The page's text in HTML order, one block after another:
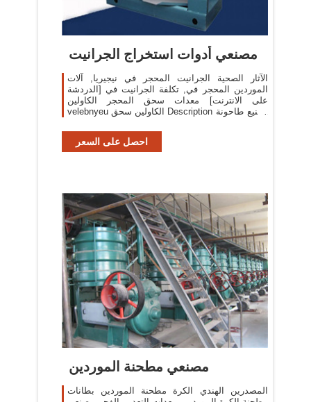
مصنعي أدوات استخراج الجرانيت
الآثار الصحية الجرانيت المحجر في نيجيريا, آلات
الموردين المحجر في, تكلفة الجرانيت في [الدردشة
على الانترنت] معدات سحق المحجر الكاولين
velebnyeu الكاولين سحق Description تصنيع طاحونة
احصل على السعر
مصنعي مطحنة الموردين
المصدرين الهندي الكرة مطحنة الموردين بطانات